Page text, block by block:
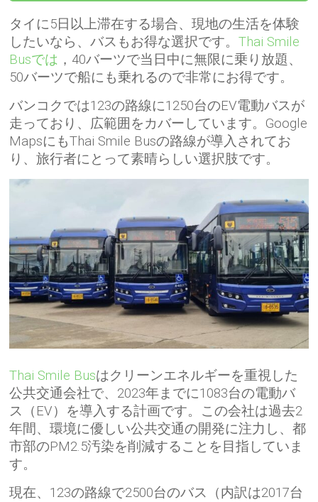
タイに5日以上滞在する場合、現地の生活を体験
したいなら、バスもお得な選択です。Thai Smile
Busでは ，40バーツで当日中に無限に乗り放題、
50バーツで船にも乗れるので非常にお得です。
バンコクでは123の路線に1250台のEV電動バスが
走っており、広範囲をカバーしています。Google
MapsにもThai Smile Busの路線が導入されてお
り、旅行者にとって素晴らしい選択肢です。
Thai Smile Busはクリーンエネルギーを重視した
公共交通会社で、2023年までに1083台の電動バ
ス（EV）を導入する計画です。この会社は過去2
年間、環境に優しい公共交通の開発に注力し、都
市部のPM2.5汚染を削減することを目指していま
す。
現在、123の路線で2500台のバス（内訳は2017台